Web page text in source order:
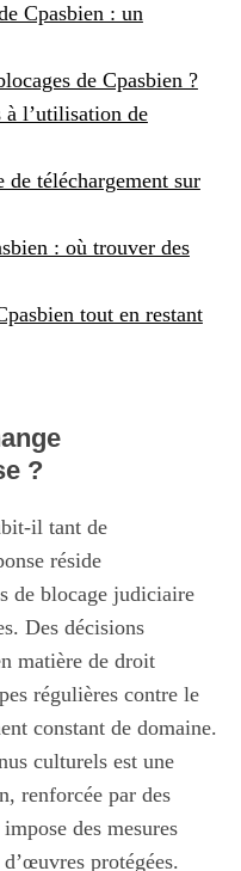
Cpasbien : un
de Cpasbien ?
l’utilisation de
de téléchargement sur
: où trouver des
tout en restant
?
il tant de
réside
de blocage judiciaire
Des décisions
matière de droit
régulières contre le
constant de domaine.
culturels est une
renforcée par des
des mesures
protégées.